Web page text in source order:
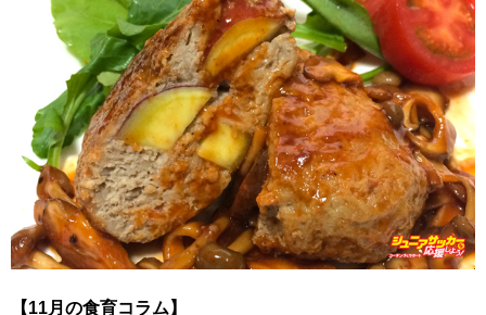
【11月の食育コラム】